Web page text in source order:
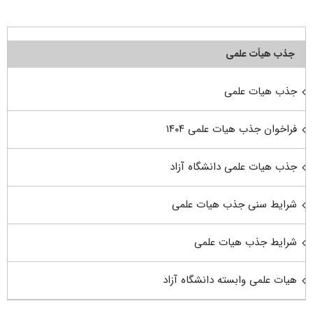
جذب هیأت علمی
جذب هیات علمی
فراخوان جذب هیات علمی ۱۴۰۴
جذب هیات علمی دانشگاه آزاد
شرایط سنی جذب هیات علمی
شرایط جذب هیات علمی
هیات علمی وابسته دانشگاه آزاد